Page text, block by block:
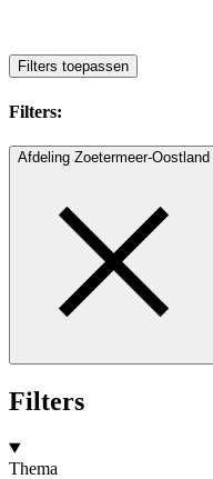
Filters toepassen
Filters:
Afdeling Zoetermeer-Oostland
Filters
Thema